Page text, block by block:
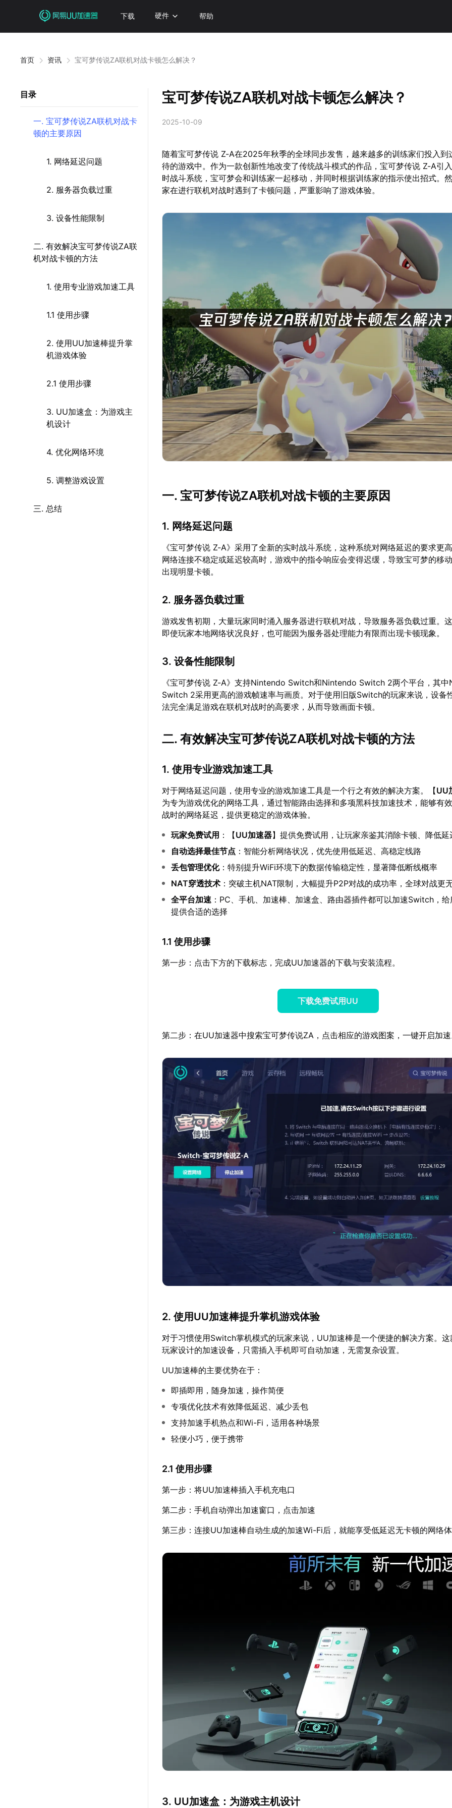
下载 硬件 帮助
首页 资讯 宝可梦传说ZA联机对战卡顿怎么解决？
目录
一. 宝可梦传说ZA联机对战卡
顿的主要原因
1. 网络延迟问题
2. 服务器负载过重
3. 设备性能限制
二. 有效解决宝可梦传说ZA联
机对战卡顿的方法
1. 使用专业游戏加速工具
1.1 使用步骤
2. 使用UU加速棒提升掌
机游戏体验
2.1 使用步骤
3. UU加速盒：为游戏主
机设计
4. 优化网络环境
5. 调整游戏设置
三. 总结
宝可梦传说ZA联机对战卡顿怎么解决？
2025-10-09
随着宝可梦传说 Z-A在2025年秋季的全球同步发售，越来越多的训练家们投入到
待的游戏中。作为一款创新性地改变了传统战斗模式的作品，宝可梦传说 Z-A引
时战斗系统，宝可梦会和训练家一起移动，并同时根据训练家的指示使出招式。
家在进行联机对战时遇到了卡顿问题，严重影响了游戏体验。
一. 宝可梦传说ZA联机对战卡顿的主要原因
1. 网络延迟问题
《宝可梦传说 Z-A》采用了全新的实时战斗系统，这种系统对网络延迟的要求更
网络连接不稳定或延迟较高时，游戏中的指令响应会变得迟缓，导致宝可梦的移
出现明显卡顿。
2. 服务器负载过重
游戏发售初期，大量玩家同时涌入服务器进行联机对战，导致服务器负载过重。
即使玩家本地网络状况良好，也可能因为服务器处理能力有限而出现卡顿现象。
3. 设备性能限制
《宝可梦传说 Z-A》支持Nintendo Switch和Nintendo Switch 2两个平台，其
Switch 2采用更高的游戏帧速率与画质。对于使用旧版Switch的玩家来说，设备
法完全满足游戏在联机对战时的高要求，从而导致画面卡顿。
二. 有效解决宝可梦传说ZA联机对战卡顿的方法
1. 使用专业游戏加速工具
对于网络延迟问题，使用专业的游戏加速工具是一个行之有效的解决方案。【UU
为专为游戏优化的网络工具，通过智能路由选择和多项黑科技加速技术，能够有
战时的网络延迟，提供更稳定的游戏体验。
玩家免费试用 ：【UU加速器】提供免费试用，让玩家亲鉴其消除卡顿、降低
自动选择最佳节点 ：智能分析网络状况，优先使用低延迟、高稳定线路
丢包管理优化：特别提升WiFi环境下的数据传输稳定性，显著降低断线概率
NAT穿透技术 ：突破主机NAT限制，大幅提升P2P对战的成功率，全球对战更
全平台加速 ：PC、手机、加速棒、加速盒、路由器插件都可以加速Switch，
提供合适的选择
1.1 使用步骤
第一步：点击下方的下载标志，完成UU加速器的下载与安装流程。
下载免费试用UU
第二步：在UU加速器中搜索宝可梦传说ZA，点击相应的游戏图案，一键开启加
2. 使用UU加速棒提升掌机游戏体验
对于习惯使用Switch掌机模式的玩家来说，UU加速棒是一个便捷的解决方案。
玩家设计的加速设备，只需插入手机即可自动加速，无需复杂设置。
UU加速棒的主要优势在于：
即插即用，随身加速，操作简便
专项优化技术有效降低延迟、减少丢包
支持加速手机热点和Wi-Fi，适用各种场景
轻便小巧，便于携带
2.1 使用步骤
第一步：将UU加速棒插入手机充电口
第二步：手机自动弹出加速窗口，点击加速
第三步：连接UU加速棒自动生成的加速Wi-Fi后，就能享受低延迟无卡顿的网络
3. UU加速盒：为游戏主机设计